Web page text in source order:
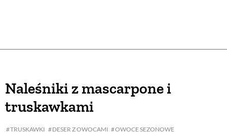
Naleśniki z mascarpone i
truskawkami
TRUSKAWKI DESER Z OWOCAMI OWOCE SEZONOWE